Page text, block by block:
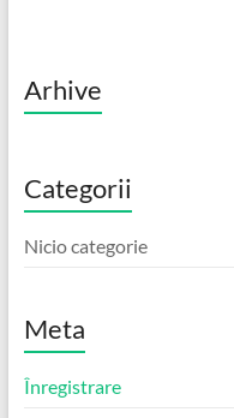
Arhive
Categorii
Nicio categorie
Meta
Înregistrare